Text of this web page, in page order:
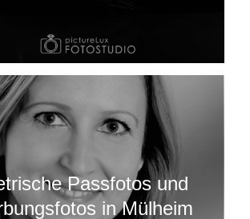
Passfotos und
in Mülheim